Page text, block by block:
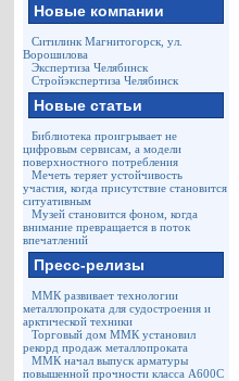
Новые компании
Ситилинк Магнитогорск, ул.
Ворошилова
Экспертиза Челябинск
Стройэкспертиза Челябинск
Новые статьи
Библиотека проигрывает не
цифровым сервисам, а модели
поверхностного потребления
Мечеть теряет устойчивость
участия, когда присутствие становится
ситуативным
Музей становится фоном, когда
внимание превращается в поток
впечатлений
Пресс-релизы
ММК развивает технологии
металлопроката для судостроения и
арктической техники
Торговый дом ММК установил
рекорд продаж металлопроката
ММК начал выпуск арматуры
повышенной прочности класса А600С